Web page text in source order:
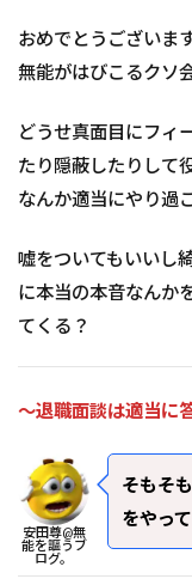
おめでとうございま
無能がはびこるクソ
どうせ真面目にフィ
たり隠蔽したりして
なんか適当にやり過
嘘をついてもいいし
に本当の本音なんか
てくる？
～退職面談は適当に
安田尊@無
能を謳うブ
ログ。
そもそ
をやっ